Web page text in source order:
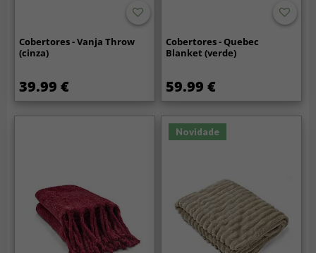
Cobertores - Vanja Throw
(cinza)
39.99 €
Cobertores - Quebec
Blanket (verde)
59.99 €
Novidade